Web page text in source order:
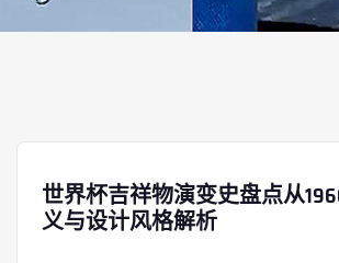
世界杯吉祥物演变史盘点从
义与设计风格解析